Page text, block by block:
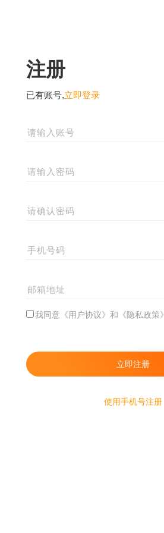
注册
已有账号,立即登录
我同意《用户协议》和《隐私政策》
使用手机号注册